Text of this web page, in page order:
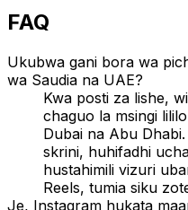
FAQ
Ukubwa gani bora wa
wa Saudia na UAE?
Kwa posti za lishe,
chaguo la msingi
Dubai na Abu
skrini, huhifadhi
hustahimili vizuri
Reels, tumia siku
Je, Instagram hukata